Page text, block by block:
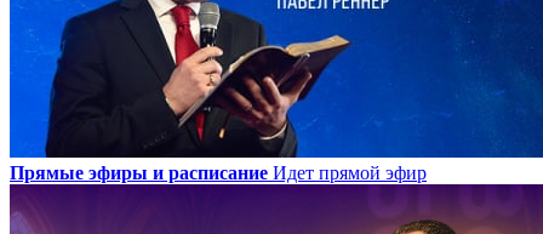
Прямые эфиры и расписание Идет прямой эфир